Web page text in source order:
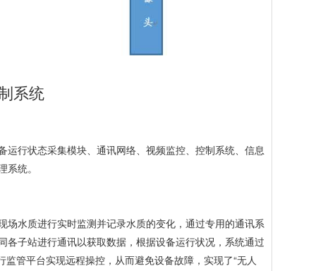
系统
行状态采集模块、通讯网络、视频监控、控制系统、信息
统。
水质进行实时监测并记录水质的变化，通过专用的通讯系
子站进行通讯以获取数据，根据设备运行状况，系统通过
管平台实现远程操控，从而避免设备故障，实现了“无人